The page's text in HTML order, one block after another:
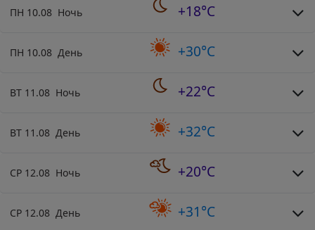
ПН 10.08 Ночь +18°C
ПН 10.08 День +30°C
ВТ 11.08 Ночь +22°C
ВТ 11.08 День +32°C
СР 12.08 Ночь +20°C
СР 12.08 День +31°C